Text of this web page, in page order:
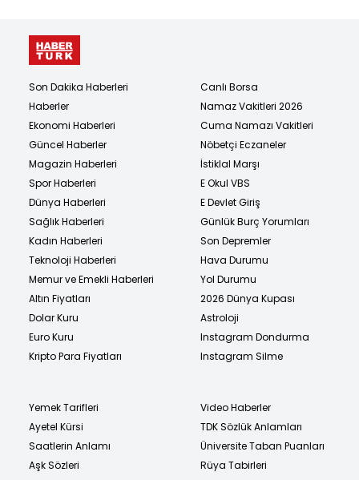
Son Dakika Haberleri
Haberler
Ekonomi Haberleri
Güncel Haberler
Magazin Haberleri
Spor Haberleri
Dünya Haberleri
Sağlık Haberleri
Kadın Haberleri
Teknoloji Haberleri
Memur ve Emekli Haberleri
Altın Fiyatları
Dolar Kuru
Euro Kuru
Kripto Para Fiyatları
Canlı Borsa
Namaz Vakitleri 2026
Cuma Namazı Vakitleri
Nöbetçi Eczaneler
İstiklal Marşı
E Okul VBS
E Devlet Giriş
Günlük Burç Yorumları
Son Depremler
Hava Durumu
Yol Durumu
2026 Dünya Kupası
Astroloji
Instagram Dondurma
Instagram Silme
Yemek Tarifleri
Ayetel Kürsi
Saatlerin Anlamı
Aşk Sözleri
Video Haberler
TDK Sözlük Anlamları
Üniversite Taban Puanları
Rüya Tabirleri